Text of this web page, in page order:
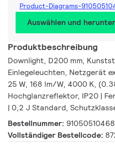
Product-Diagrams-
Auswählen und
Produktbeschreibung
Downlight, D200 mm,
Einlegeleuchten, Netzgerät
25 W, 168 lm/W, 4000 K,
Hochglanzreflektor, IP20 |
| 0,2 J Standard,
Bestellnummer:
Vollständiger Bestellcode: